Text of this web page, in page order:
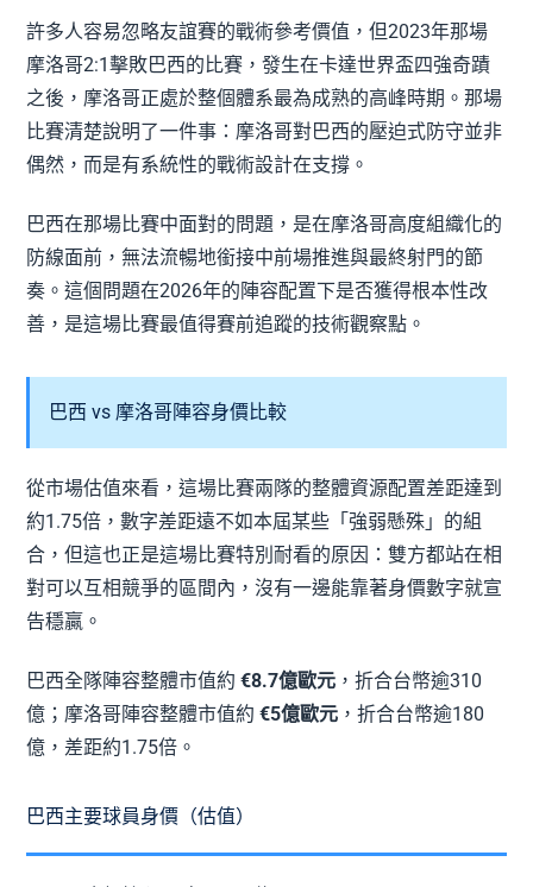
許多人容易忽略友誼賽的戰術參考價值，但2023年那場
摩洛哥2:1擊敗巴西的比賽，發生在卡達世界盃四強奇蹟
之後，摩洛哥正處於整個體系最為成熟的高峰時期。那場
比賽清楚說明了一件事：摩洛哥對巴西的壓迫式防守並非
偶然，而是有系統性的戰術設計在支撐。
巴西在那場比賽中面對的問題，是在摩洛哥高度組織化的
防線面前，無法流暢地銜接中前場推進與最終射門的節
奏。這個問題在2026年的陣容配置下是否獲得根本性改
善，是這場比賽最值得賽前追蹤的技術觀察點。
巴西 vs 摩洛哥陣容身價比較
從市場估值來看，這場比賽兩隊的整體資源配置差距達到
約1.75倍，數字差距遠不如本屆某些「強弱懸殊」的組
合，但這也正是這場比賽特別耐看的原因：雙方都站在相
對可以互相競爭的區間內，沒有一邊能靠著身價數字就宣
告穩贏。
巴西全隊陣容整體市值約€8.7億歐元 ，折合台幣逾310
億；摩洛哥陣容整體市值約€5億歐元 ，折合台幣逾180
億，差距約1.75倍。
巴西主要球員身價（估值）